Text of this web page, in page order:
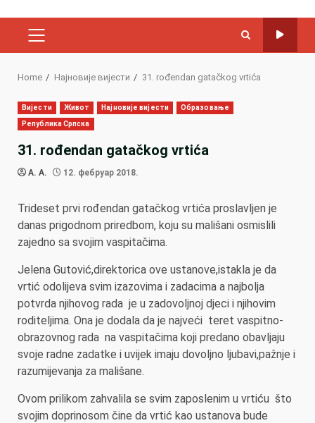
PRIMARY
Home Најновије вијести 31. rođendan gatačkog vrtića
Вијести Живот Најновије вијести Образовање
Република Српска
31. rođendan gatačkog vrtića
A. A. 12. фебруар 2018.
Trideset prvi rođendan gatačkog vrtića proslavljen je
danas prigodnom priredbom, koju su mališani osmislili
zajedno sa svojim vaspitačima.
Jelena Gutović,direktorica ove ustanove,istakla je da
vrtić odolijeva svim izazovima i zadacima a najbolja
potvrda njihovog rada je u zadovoljnoj djeci i njihovim
roditeljima. Ona je dodala da je najveći teret vaspitno-
obrazovnog rada na vaspitačima koji predano obavljaju
svoje radne zadatke i uvijek imaju dovoljno ljubavi,pažnje i
razumijevanja za mališane.
Ovom prilikom zahvalila se svim zaposlenim u vrtiću što
svojim doprinosom čine da vrtić kao ustanova bude